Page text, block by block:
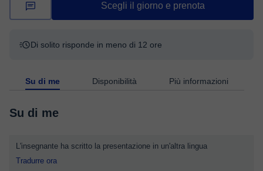
Scegli il giorno e prenota
Di solito risponde in meno di 12 ore
Su di me Disponibilità Più informazioni
Su di me
L'insegnante ha scritto la presentazione in un'altra lingua
Tradurre ora